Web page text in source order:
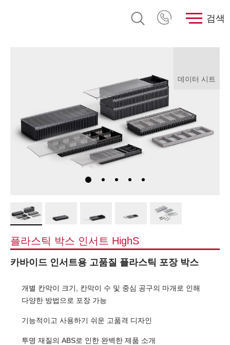
검색
데이터 시트
플라스틱 박스 인서트 HighS
카바이드 인서트용 고품질 플라스틱 포장 박스
개별 칸막이 크기, 칸막이 수 및 중심 공구의 마개로 인해
다양한 방법으로 포장 가능
기능적이고 사용하기 쉬운 고품격 디자인
투명 재질의 ABS로 인한 완벽한 제품 소개